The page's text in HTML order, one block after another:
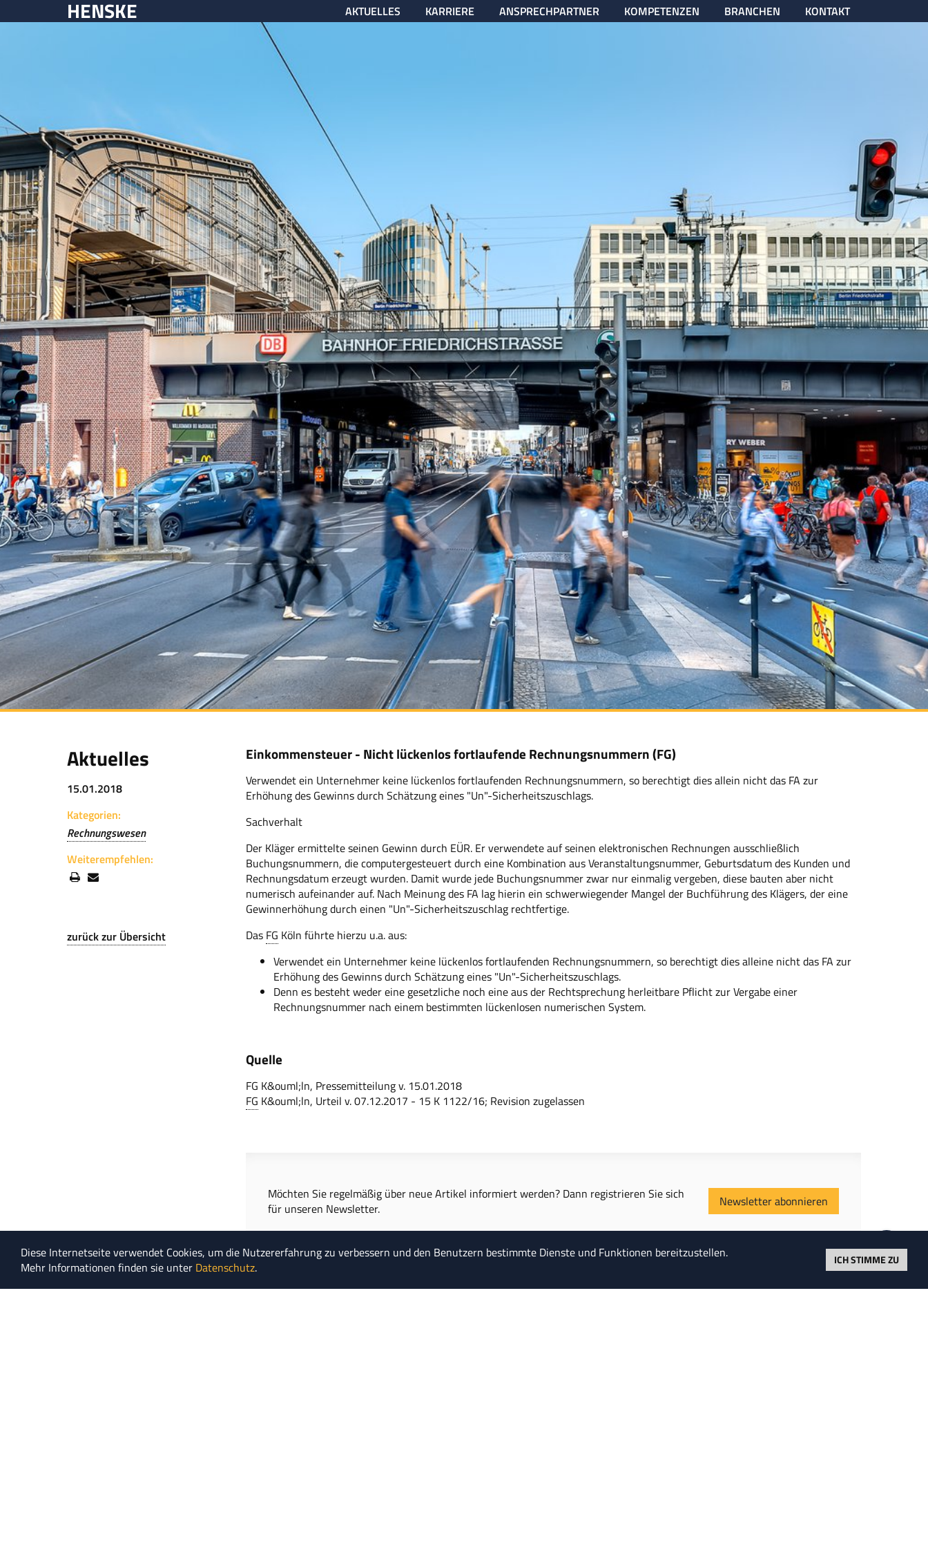
HENSKE AKTUELLES KARRIERE ANSPRECHPARTNER KOMPETENZEN BRANCHEN KONTAKT
Aktuelles
15.01.2018
Kategorien:
Rechnungswesen
Weiterempfehlen:
zurück zur Übersicht
Einkommensteuer - Nicht lückenlos fortlaufende Rechnungsnummern (FG)
Verwendet ein Unternehmer keine lückenlos fortlaufenden Rechnungsnummern, so berechtigt dies allein nicht das FA zur
Erhöhung des Gewinns durch Schätzung eines "Un"-Sicherheitszuschlags.
Sachverhalt
Der Kläger ermittelte seinen Gewinn durch EÜR. Er verwendete auf seinen elektronischen Rechnungen ausschließlich
Buchungsnummern, die computergesteuert durch eine Kombination aus Veranstaltungsnummer, Geburtsdatum des Kunden und
Rechnungsdatum erzeugt wurden. Damit wurde jede Buchungsnummer zwar nur einmalig vergeben, diese bauten aber nicht
numerisch aufeinander auf. Nach Meinung des FA lag hierin ein schwerwiegender Mangel der Buchführung des Klägers, der eine
Gewinnerhöhung durch einen "Un"-Sicherheitszuschlag rechtfertige.
Das FG Köln führte hierzu u.a. aus:
Verwendet ein Unternehmer keine lückenlos fortlaufenden Rechnungsnummern, so berechtigt dies alleine nicht das FA zur
Erhöhung des Gewinns durch Schätzung eines "Un"-Sicherheitszuschlags.
Denn es besteht weder eine gesetzliche noch eine aus der Rechtsprechung herleitbare Pflicht zur Vergabe einer
Rechnungsnummer nach einem bestimmten lückenlosen numerischen System.
Quelle
FG K&ouml;ln, Pressemitteilung v. 15.01.2018
FG K&ouml;ln, Urteil v. 07.12.2017 - 15 K 1122/16; Revision zugelassen
Möchten Sie regelmäßig über neue Artikel informiert werden? Dann registrieren Sie sich
für unseren Newsletter.
Newsletter abonnieren
Diese Internetseite verwendet Cookies, um die Nutzererfahrung zu verbessern und den Benutzern bestimmte Dienste und Funktionen bereitzustellen.
Mehr Informationen finden sie unter Datenschutz. ICH STIMME ZU